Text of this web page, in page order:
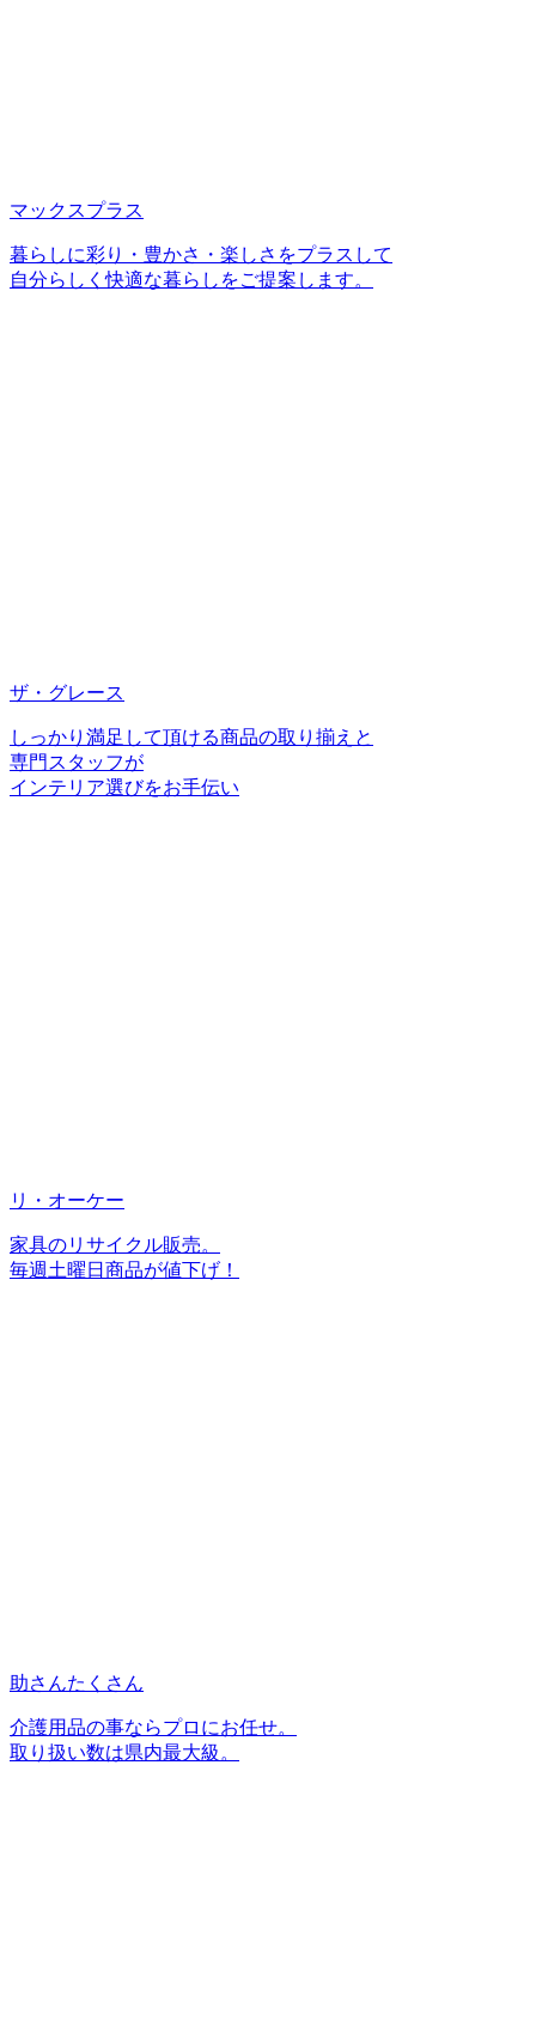
マックスプラス
暮らしに彩り・豊かさ・楽しさをプラスして
自分らしく快適な暮らしをご提案します。
ザ・グレース
しっかり満足して頂ける商品の取り揃えと
専門スタッフが
インテリア選びをお手伝い
リ・オーケー
家具のリサイクル販売。
毎週土曜日商品が値下げ！
助さんたくさん
介護用品の事ならプロにお任せ。
取り扱い数は県内最大級。